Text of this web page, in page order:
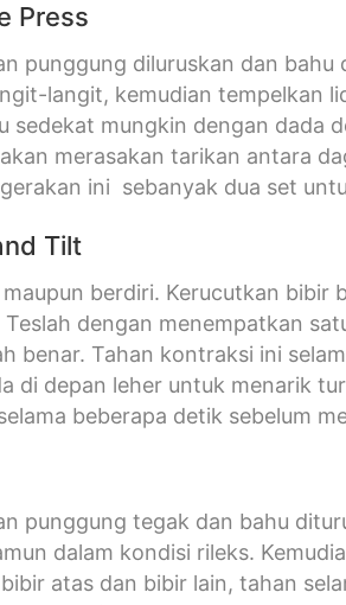
Press
punggung diluruskan dan
langit, kemudian tempelkan
sedekat mungkin dengan dada
merasakan tarikan antara
ini sebanyak dua set
Tilt
maupun berdiri. Kerucutkan
dengan menempatkan
benar. Tahan kontraksi ini
di depan leher untuk menarik
beberapa detik sebelum
punggung tegak dan bahu
dalam kondisi rileks.
atas dan bibir lain, tahan